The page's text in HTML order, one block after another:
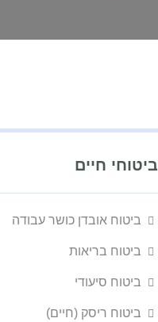
ביטוחי חיים
ביטוח אובדן כושר עבודה
ביטוח בריאות
ביטוח סיעודי
ביטוח ריסק (חיים)